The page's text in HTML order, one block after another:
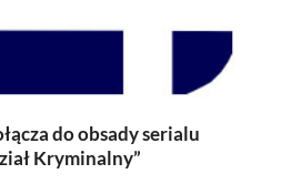
do obsady serialu
Kryminalny”